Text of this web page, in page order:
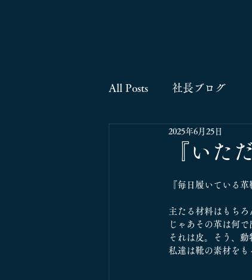
All Posts 社長ブログ
『いた
2025年6月25日
『毎日履いている
主たる材料はもちろ
じゃあその革は何で
それは皮。そう、動
私達は靴の素材を